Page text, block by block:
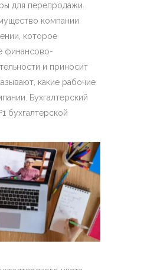
для перепродажи.
компании
которое
финансово-
и приносит
какие рабочие
Бухгалтерский
бухгалтерской